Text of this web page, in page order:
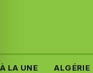
À LA UNE ALGÉRIE